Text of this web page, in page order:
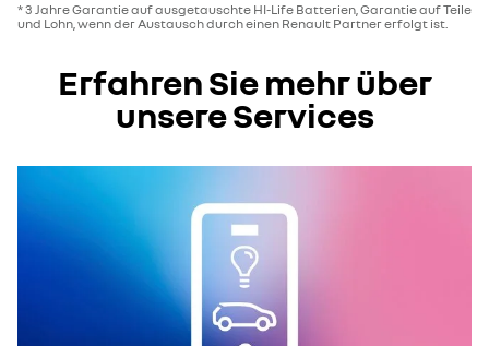
* 3 Jahre Garantie auf ausgetauschte HI-Life Batterien, Garantie auf Teile
und Lohn, wenn der Austausch durch einen Renault Partner erfolgt ist.
Erfahren Sie mehr über
unsere Services